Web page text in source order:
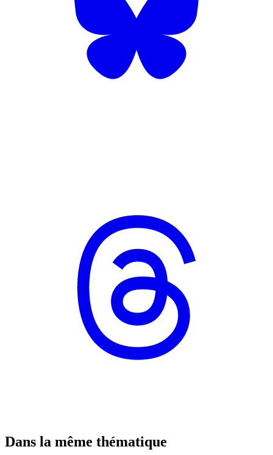
Dans la même thématique